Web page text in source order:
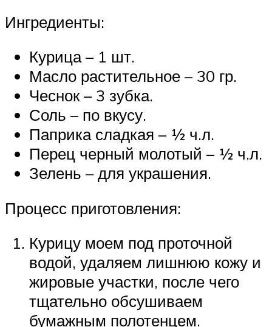
Ингредиенты:
Курица – 1 шт.
Масло растительное – 30 гр.
Чеснок – 3 зубка.
Соль – по вкусу.
Паприка сладкая – ½ ч.л.
Перец черный молотый – ½ ч.л.
Зелень – для украшения.
Процесс приготовления:
Курицу моем под проточной
водой, удаляем лишнюю кожу и
жировые участки, после чего
тщательно обсушиваем
бумажным полотенцем.